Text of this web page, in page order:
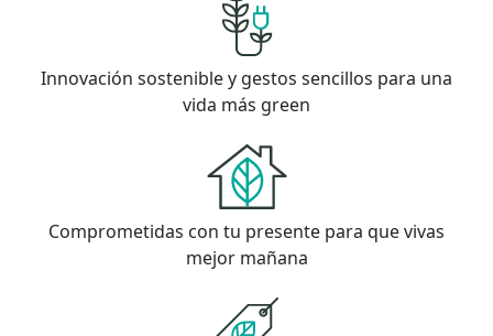
Innovación sostenible y gestos sencillos para una
vida más green
Comprometidas con tu presente para que vivas
mejor mañana